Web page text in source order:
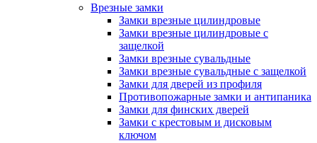
Врезные замки
Замки врезные цилиндровые
Замки врезные цилиндровые с
защелкой
Замки врезные сувальдные
Замки врезные сувальдные с защелкой
Замки для дверей из профиля
Противопожарные замки и антипаника
Замки для финских дверей
Замки с крестовым и дисковым
ключом